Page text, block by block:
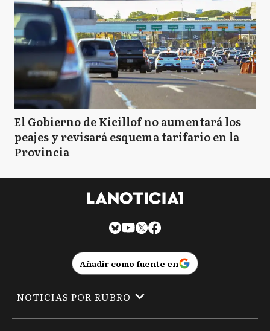
El Gobierno de Kicillof no aumentará los
peajes y revisará esquema tarifario en la
Provincia
Añadir como fuente en
NOTICIAS POR RUBRO